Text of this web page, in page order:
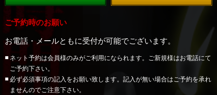
ご予約時のお願い
お電話・メールともに受付が可能でございます。
ネット予約は会員様のみがご利用になられます。ご新規様はお電話にて
ご予約下さい。
必ず必須事項の記入をお願い致します。記入が無い場合はご予約を承れ
ませんのでご注意下さい。